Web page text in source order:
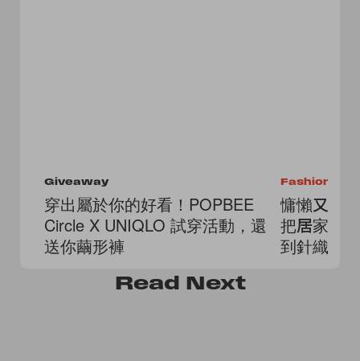
Giveaway
穿出屬於你的好看！POPBEE
Circle X UNIQLO 試穿活動，還
送你繭形褲
Fashion
慵懶又好
把居家服
到針織套
Read Next